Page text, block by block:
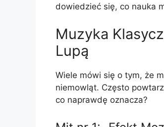
dowiedzieć się, co nauka
Muzyka
Lupą
Wiele mówi się o tym, że
niemowląt. Często
co naprawdę oznacza?